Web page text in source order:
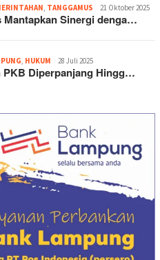
TANGGAMUS 21 Oktober 2025
Mantapkan Sinergi denga…
HUKUM 28 Juli 2025
PKB Diperpanjang Hingg…